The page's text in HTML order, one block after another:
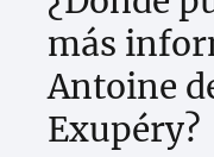
más
Antoine
Exupéry?